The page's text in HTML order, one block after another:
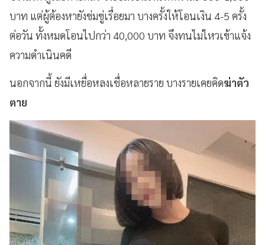
บาท แต่ผู้ต้องหายังข่มขู่เรื่อยมา บางครั้งให้โอนเงิน 4-5 ครั้ง
ต่อวัน ทั้งหมดโอนไปกว่า 40,000 บาท จึงทนไม่ไหวเข้าแจ้ง
ความดำเนินคดี
นอกจากนี้ ยังมีเหยื่อหลงเชื่อหลายราย บางรายเคยคิดฆ่าตัว
ตาย